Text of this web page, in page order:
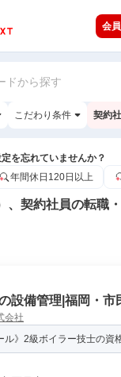
会
ドから探す
こだわり条件 契約
を忘れていませんか？
年間休日120日以上
、契約社員の転職
設備管理|福岡・市
会社
ル》2級ボイラー技士の資